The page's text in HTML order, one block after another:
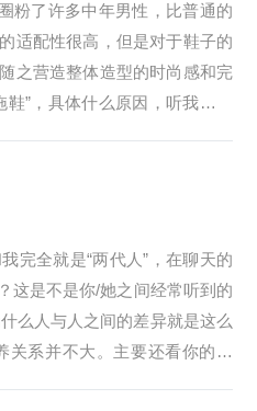
粉了许多中年男性，比普通的
适配性很高，但是对于鞋子的
之营造整体造型的时尚感和完
”，具体什么原因，听我细细
完全就是“两代人”，在聊天的
这是不是你/她之间经常听到的
么人与人之间的差异就是这么
关系并不大。主要还看你的穿